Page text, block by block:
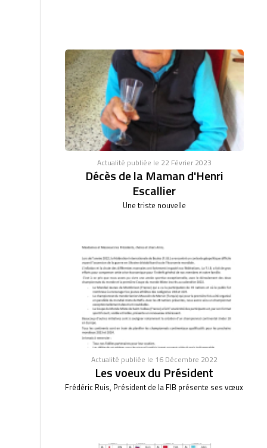
Actualité publiée le 22 Février 2023
Décès de la Maman d'Henri
Escallier
Une triste nouvelle
Actualité publiée le 16 Décembre 2022
Les voeux du Président
Frédéric Ruis, Président de la FIB présente ses vœux